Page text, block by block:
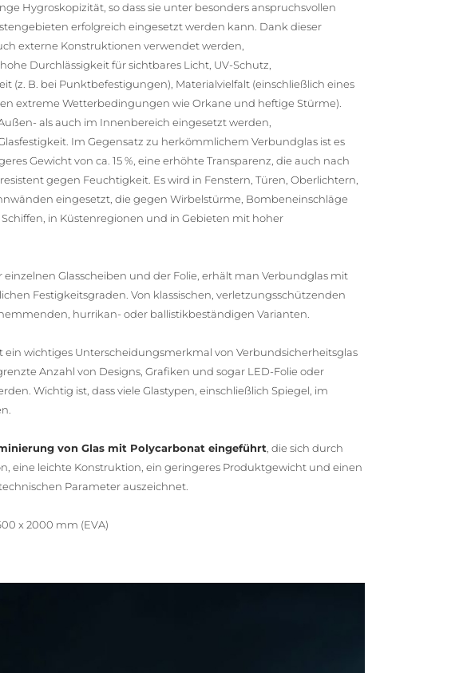
Hygroskopizität, so dass sie unter besonders anspruchsvollen
erfolgreich eingesetzt werden kann. Dank dieser
externe Konstruktionen verwendet werden,
Durchlässigkeit für sichtbares Licht, UV-Schutz,
(z. B. bei Punktbefestigungen), Materialvielfalt (einschließlich eines
extreme Wetterbedingungen wie Orkane und heftige Stürme).
als auch im Innenbereich eingesetzt werden,
Im Gegensatz zu herkömmlichem Verbundglas ist es
Gewicht von ca. 15 %, eine erhöhte Transparenz, die auch nach
gegen Feuchtigkeit. Es wird in Fenstern, Türen, Oberlichtern,
eingesetzt, die gegen Wirbelstürme, Bombeneinschläge
in Küstenregionen und in Gebieten mit hoher
Glasscheiben und der Folie, erhält man Verbundglas mit
Festigkeitsgraden. Von klassischen, verletzungsschützenden
hurrikan- oder ballistikbeständigen Varianten.
ein wichtiges Unterscheidungsmerkmal von Verbundsicherheitsglas
Anzahl von Designs, Grafiken und sogar LED-Folie oder
Wichtig ist, dass viele Glastypen, einschließlich Spiegel, im
von Glas mit Polycarbonat eingeführt , die sich durch
eine leichte Konstruktion, ein geringeres Produktgewicht und einen
Parameter auszeichnet.
x 2000 mm (EVA)